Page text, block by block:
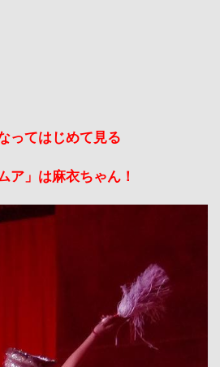
ってはじめて見る
ア」は麻衣ちゃん！